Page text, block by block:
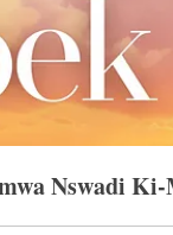
Nswadi